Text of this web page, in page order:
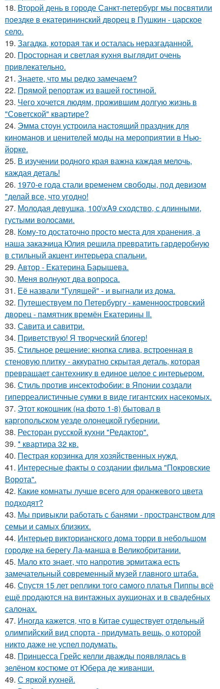
18. Второй день в городе Санкт-петербург мы посвятили
поездке в екатерининский дворец в Пушкин - царское
село.
19. Загадка, которая так и осталась неразгаданной.
20. Просторная и светлая кухня выглядит очень
привлекательно.
21. Знаете, что мы редко замечаем?
22. Прямой репортаж из вашей гостиной.
23. Чего хочется людям, прожившим долгую жизнь в
"Советской" квартире?
24. Эмма стоун устроила настоящий праздник для
киноманов и ценителей моды на мероприятии в Нью-
йорке.
25. В изучении родного края важна каждая мелочь,
каждая деталь!
26. 1970-е года стали временем свободы, под девизом
"делай все, что угодно!
27. Молодая девушка, 100\xA9 сходство, с длинными,
густыми волосами.
28. Кому-то достаточно просто места для хранения, а
наша заказчица Юлия решила превратить гардеробную
в стильный акцент интерьера спальни.
29. Автор - Екатерина Барышева.
30. Меня волнуют два вопроса.
31. Её назвали "Гулящей" - и выгнали из дома.
32. Путешествуем по Петербургу - каменноостровский
дворец - памятник времён Екатерины II.
33. Савита и савитри.
34. Приветствую! Я творческий блогер!
35. Стильное решение: кнопка слива, встроенная в
стеновую плитку - аккуратно скрытая деталь, которая
превращает сантехнику в единое целое с интерьером.
36. Стиль против инсектофобии: в Японии создали
гиперреалистичные сумки в виде гигантских насекомых.
37. Этот кокошник (на фото 1-8) бытовал в
каргопольском уезде олонецкой губернии.
38. Ресторан русской кухни "Редактор".
39. * квартира 32 кв.
40. Пестрая корзинка для хозяйственных нужд.
41. Интересные факты о создании фильма "Покровские
Ворота".
42. Какие комнаты лучше всего для оранжевого цвета
подходят?
43. Мы привыкли работать с банями - пространством для
семьи и самых близких.
44. Интерьер викторианского дома торри в небольшом
городке на берегу Ла-манша в Великобритании.
45. Мало кто знает, что напротив эрмитажа есть
замечательный современный музей главного штаба.
46. Спустя 15 лет реплики того самого платья Пиппы всё
ещё продаются на винтажных аукционах и в свадебных
салонах.
47. Иногда кажется, что в Китае существует отдельный
олимпийский вид спорта - придумать вещь, о которой
никто даже не успел подумать.
48. Принцесса Грейс келли дважды появлялась в
зелёном костюме от Юбера де живанши.
49. С яркой кухней.